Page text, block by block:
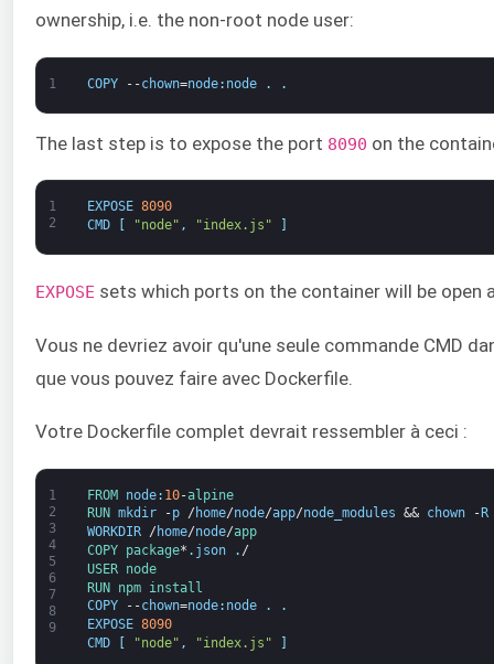
ownership, i.e. the non-root node user:
1 COPY --chown=node: node . .
The last step is to expose the port 8090 on the
1
2
EXPOSE 8090
CMD
[ "node" , "index.js" ]
EXPOSE sets which ports on the container will be open
Vous ne devriez avoir qu'une seule commande CMD
que vous pouvez faire avec Dockerfile.
Votre Dockerfile complet devrait ressembler à ceci :
1
2
3
4
5
6
7
8
9
FROM node: 10-alpine
RUN mkdir -p / home/node/app/node_modules && chown - R
WORKDIR
/ home/node/app
COPY package* . json . /
USER node
RUN npm install
COPY
--chown=node: node .
.
EXPOSE 8090
CMD
"node" , "index.js"